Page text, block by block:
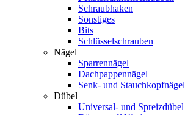
Schraubhaken
Sonstiges
Bits
Schlüsselschrauben
Nägel
Sparrennägel
Dachpappennägel
Senk- und Stauchkopfnägel
Dübel
Universal- und Spreizdübel